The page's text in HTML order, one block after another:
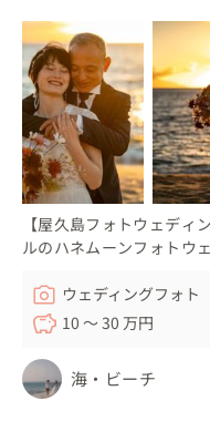
【屋久島フォトウェディ
ルのハネムーンフォトウ
ウェディングフォト
10 〜 30 万円
海・ビーチ